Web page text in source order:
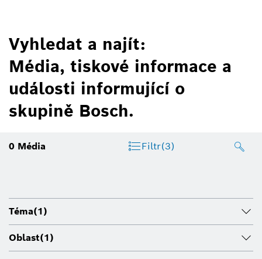
Vyhledat a najít:
Média, tiskové informace a
události informující o
skupině Bosch.
0 Média Filtr(3)
Téma(1)
Oblast(1)